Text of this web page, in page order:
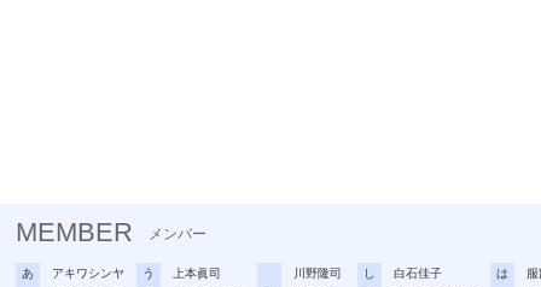
MEMBER メンバー
あ
アキワシンヤ
う
上本眞司
川野隆司
し
白石佳子
は